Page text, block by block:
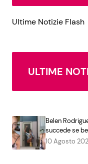
Ultime Notizie Flash
ULTIME
Belen
succede se
10 Agosto